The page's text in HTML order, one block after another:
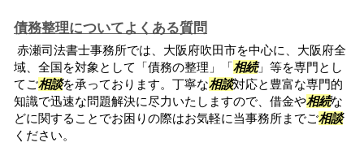
債務整理についてよくある質問
赤瀬司法書士事務所では、大阪府吹田市を中心に、大阪府全
域、全国を対象として「債務の整理」「相続」等を専門とし
てご相談を承っております。丁寧な相談対応と豊富な専門的
知識で迅速な問題解決に尽力いたしますので、借金や相続な
どに関することでお困りの際はお気軽に当事務所までご相談
ください。